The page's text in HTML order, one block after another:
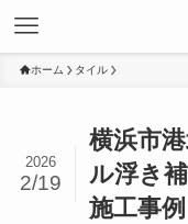
ホーム タイル
横浜市
ル浮き
施工事例
2026
2/19